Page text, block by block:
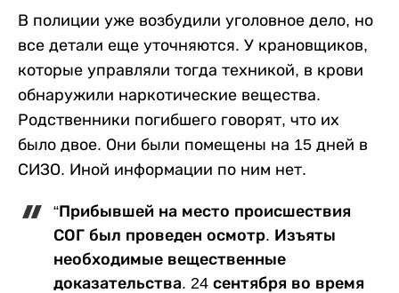
В полиции уже возбудили уголовное дело, но
все детали еще уточняются. У крановщиков,
которые управляли тогда техникой, в крови
обнаружили наркотические вещества.
Родственники погибшего говорят, что их
было двое. Они были помещены на 15 дней в
СИЗО. Иной информации по ним нет.
“Прибывшей на место происшествия
СОГ был проведен осмотр. Изъяты
необходимые вещественные
доказательства. 24 сентября во время